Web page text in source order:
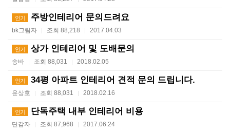
인기 주방인테리어 문의드려요
bk그림자 | 조회 88,218 | 2017.04.03
인기 상가 인테리어 및 도배문의
송바 | 조회 88,031 | 2018.02.05
인기 34평 아파트 인테리어 견적 문의 드립니다.
윤상호 | 조회 88,031 | 2018.02.16
인기 단독주택 내부 인테리어 비용
단감자 | 조회 87,968 | 2017.06.24